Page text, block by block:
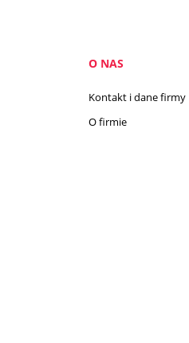
O NAS
Kontakt i dane firmy
O firmie